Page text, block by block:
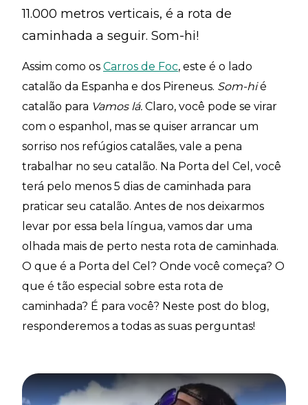
11.000 metros verticais, é a rota de
caminhada a seguir. Som-hi!
Assim como os Carros de Foc, este é o lado
catalão da Espanha e dos Pireneus. Som-hié
catalão para Vamos lá. Claro, você pode se virar
com o espanhol, mas se quiser arrancar um
sorriso nos refúgios catalães, vale a pena
trabalhar no seu catalão. Na Porta del Cel, você
terá pelo menos 5 dias de caminhada para
praticar seu catalão. Antes de nos deixarmos
levar por essa bela língua, vamos dar uma
olhada mais de perto nesta rota de caminhada.
O que é a Porta del Cel? Onde você começa? O
que é tão especial sobre esta rota de
caminhada? É para você? Neste post do blog,
responderemos a todas as suas perguntas!